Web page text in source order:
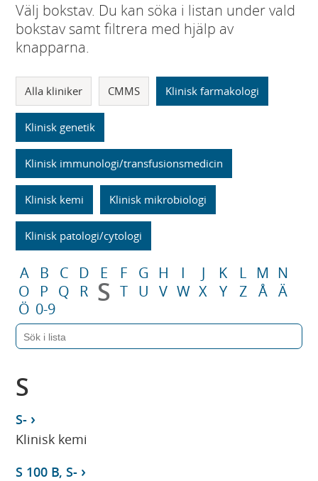
Välj bokstav. Du kan söka i listan under vald
bokstav samt filtrera med hjälp av
knapparna.
Alla kliniker CMMS Klinisk farmakologi
Klinisk genetik
Klinisk immunologi/transfusionsmedicin
Klinisk kemi Klinisk mikrobiologi
Klinisk patologi/cytologi
A B C D E F G H I J K L M N
O
P Q R S T U V W X Y Z Å Ä
Ö 0-9
S
S-
Klinisk kemi
S 100 B, S-